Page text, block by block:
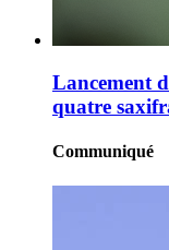
Lancement
quatre
Communiqué